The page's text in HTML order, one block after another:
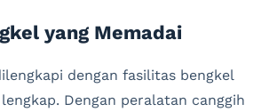
yang Memadai
dengan fasilitas bengkel
Dengan peralatan canggih